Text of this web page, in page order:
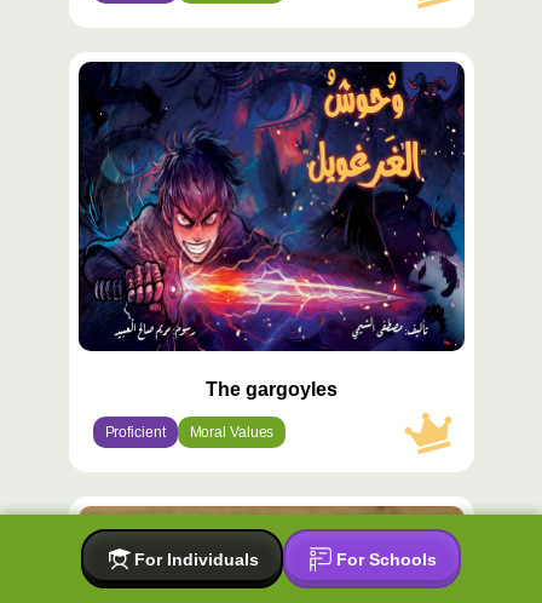
محتوى
مميّز
The gargoyles
Proficient Moral Values
محتوى
مميّز
For Individuals For Schools